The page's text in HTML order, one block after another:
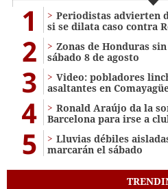
1
Periodistas advierten
si se dilata caso contra
2
Zonas de Honduras
sábado 8 de agosto
3
Video: pobladores
asaltantes en
4
Ronald Araújo da la
Barcelona para irse a
5
Lluvias débiles
marcarán el sábado